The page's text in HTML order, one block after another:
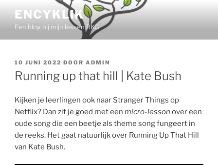
inhoud
ENCYKLIK
Een blog bij mijn lessen RKG
GEPLAATST
OP
10 JUNI 2022 DOOR ADMIN
Running up that hill | Kate Bush
Kijken je leerlingen ook naar Stranger Things op
Netflix? Dan zit je goed met een micro-lesson over een
oude song die een beetje als theme song fungeert in
de reeks. Het gaat natuurlijk over Running Up That Hill
van Kate Bush.